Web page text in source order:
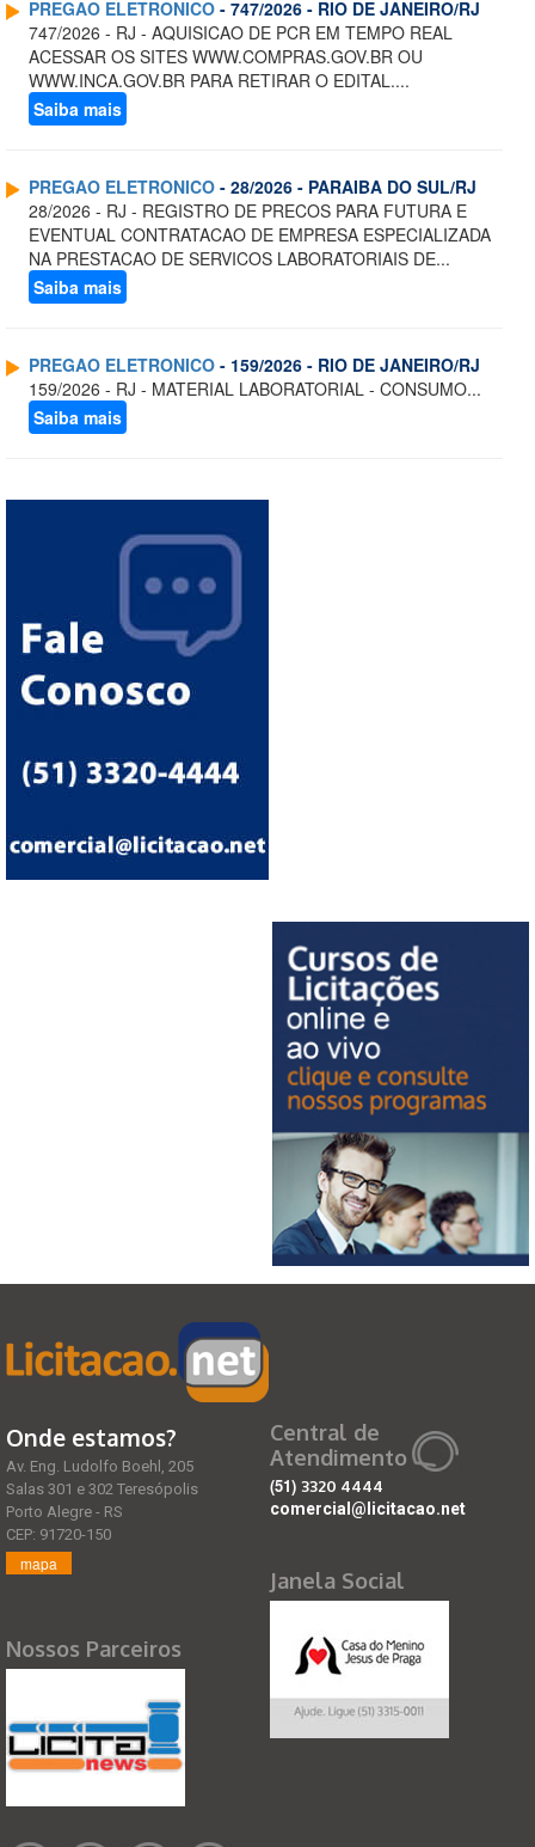
PREGAO ELETRONICO - 747/2026 - RIO DE JANEIRO/RJ
747/2026 - RJ - AQUISICAO DE PCR EM TEMPO REAL
ACESSAR OS SITES WWW.COMPRAS.GOV.BR OU
WWW.INCA.GOV.BR PARA RETIRAR O EDITAL....
Saiba mais
PREGAO ELETRONICO - 28/2026 - PARAIBA DO SUL/RJ
28/2026 - RJ - REGISTRO DE PRECOS PARA FUTURA E
EVENTUAL CONTRATACAO DE EMPRESA ESPECIALIZADA
NA PRESTACAO DE SERVICOS LABORATORIAIS DE...
Saiba mais
PREGAO ELETRONICO - 159/2026 - RIO DE JANEIRO/RJ
159/2026 - RJ - MATERIAL LABORATORIAL - CONSUMO...
Saiba mais
Onde estamos?
Av. Eng. Ludolfo Boehl, 205
Salas 301 e 302 Teresópolis
Porto Alegre - RS
CEP: 91720-150
mapa
Nossos Parceiros
Central de
Atendimento
(51) 3320 4444
comercial@licitacao.net
Janela Social